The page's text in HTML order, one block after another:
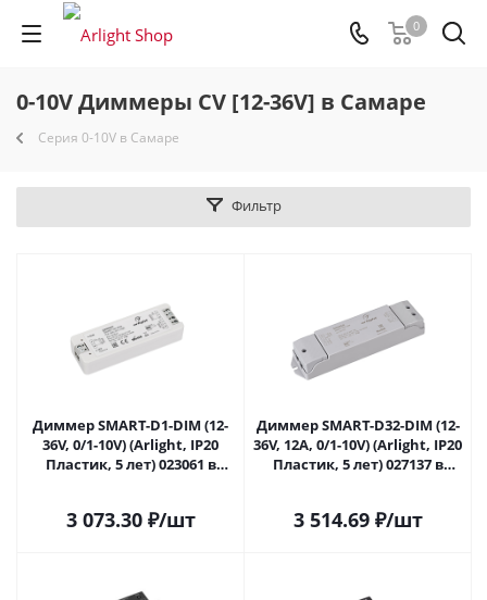
0
0-10V Диммеры CV [12-36V] в Самаре
Серия 0-10V в Самаре
Фильтр
Диммер SMART-D1-DIM (12-
36V, 0/1-10V) (Arlight, IP20
Пластик, 5 лет) 023061 в
3 073.30₽/шт
Диммер SMART-D32-DIM (12-
36V, 12A, 0/1-10V) (Arlight, IP20
Пластик, 5 лет) 027137 в
3 514.69₽/шт